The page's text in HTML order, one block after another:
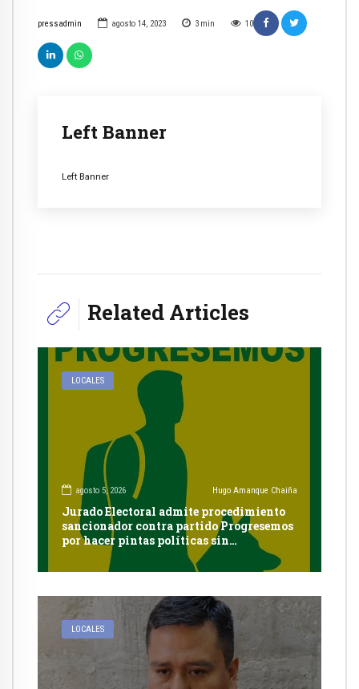
pressadmin agosto 14, 2023 3 min 10
Left Banner
Left Banner
Related Articles
LOCALES
agosto 5, 2026 Hugo Amanque Chaiña
Jurado Electoral admite procedimiento
sancionador contra partido Progresemos
por hacer pintas políticas sin
autorización en Cayma
LOCALES